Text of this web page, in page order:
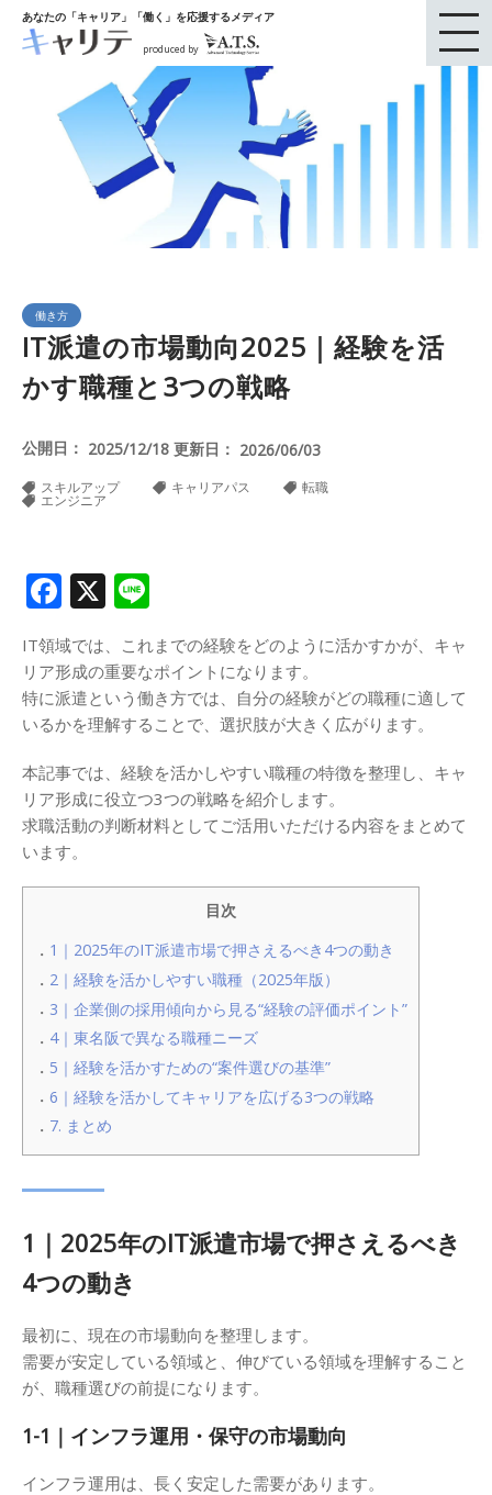
あなたの「キャリア」「働く」を応援するメディア
produced by
働き方
公開日： 2025/12/18 更新日： 2026/06/03
スキルアップ キャリアパス 転職
エンジニア
IT派遣の市場動向2025｜経験を活
かす職種と3つの戦略
Facebook
X
IT領域では、これまでの経験をどのように活かすかが、キャ
リア形成の重要なポイントになります。
特に派遣という働き方では、自分の経験がどの職種に適して
いるかを理解することで、選択肢が大きく広がります。
本記事では、経験を活かしやすい職種の特徴を整理し、キャ
リア形成に役立つ3つの戦略を紹介します。
求職活動の判断材料としてご活用いただける内容をまとめて
います。
目次
1｜2025年のIT派遣市場で押さえるべき4つの動き
2｜経験を活かしやすい職種（2025年版）
3｜企業側の採用傾向から見る“経験の評価ポイント”
4｜東名阪で異なる職種ニーズ
5｜経験を活かすための“案件選びの基準”
6｜経験を活かしてキャリアを広げる3つの戦略
7. まとめ
1｜2025年のIT派遣市場で押さえるべき
4つの動き
最初に、現在の市場動向を整理します。
需要が安定している領域と、伸びている領域を理解すること
が、職種選びの前提になります。
1-1｜ インフラ運用・保守の市場動向
インフラ運用は、長く安定した需要があります。